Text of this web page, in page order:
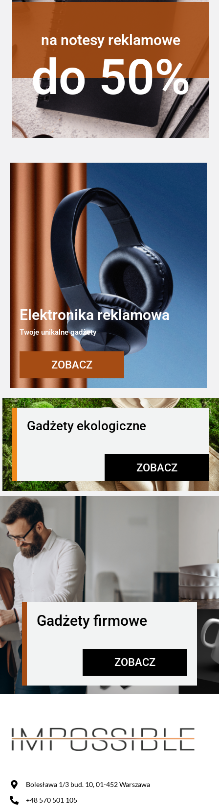
na notesy reklamowe
do 50%
Elektronika reklamowa
Twoje unikalne gadżety
ZOBACZ
Gadżety ekologiczne
ZOBACZ
Gadżety firmowe
ZOBACZ
Bolesława 1/3 bud. 10, 01-452 Warszawa
+48 570 501 105